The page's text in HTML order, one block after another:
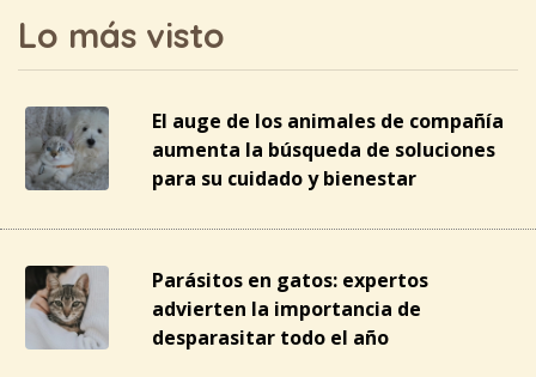
Lo más visto
El auge de los animales de compañía
aumenta la búsqueda de soluciones
para su cuidado y bienestar
Parásitos en gatos: expertos
advierten la importancia de
desparasitar todo el año